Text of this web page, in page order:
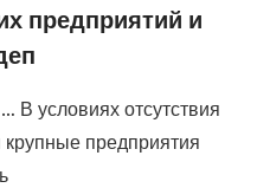
предприятий и
В условиях отсутствия
предприятия